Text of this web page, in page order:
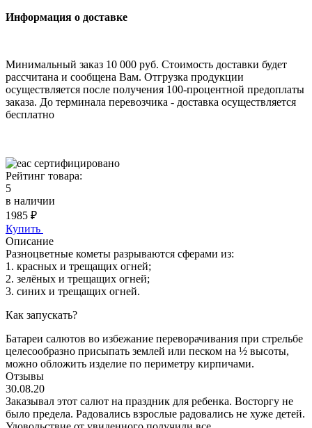
Информация о доставке
Минимальный заказ 10 000 руб. Стоимость доставки будет
рассчитана и сообщена Вам. Отгрузка продукции
осуществляется после получения 100-процентной предоплаты
заказа. До терминала перевозчика - доставка осуществляется
бесплатно
cертифицировано
Рейтинг товара:
5
в наличии
1985 ₽
Купить
Описание
Разноцветные кометы разрываются сферами из:
1. красных и трещащих огней;
2. зелёных и трещащих огней;
3. синих и трещащих огней.
Как запускать?
Батареи салютов во избежание переворачивания при стрельбе
целесообразно присыпать землей или песком на ½ высоты,
можно обложить изделие по периметру кирпичами.
Отзывы
30.08.20
Заказывал этот салют на праздник для ребенка. Восторгу не
было предела. Радовались взрослые радовались не хуже детей.